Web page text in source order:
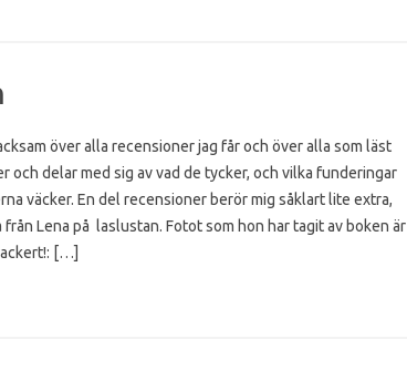
över alla recensioner jag får och över alla som läst
och delar med sig av vad de tycker, och vilka funderingar
väcker. En del recensioner berör mig såklart lite extra,
från Lena på laslustan. Fotot som hon har tagit av boken är
[…]